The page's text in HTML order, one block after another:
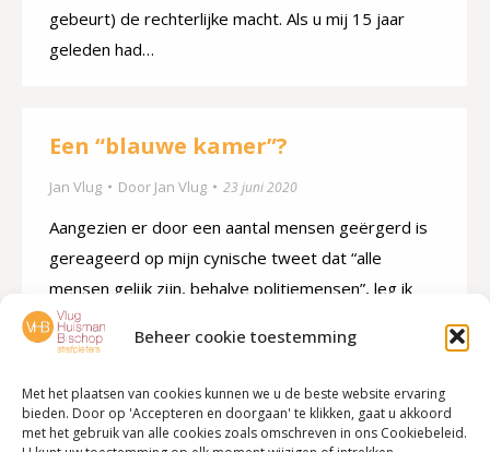
Beheer cookie toestemming
Met het plaatsen van cookies kunnen we u de beste website ervaring
bieden. Door op 'Accepteren en doorgaan' te klikken, gaat u akkoord
met het gebruik van alle cookies zoals omschreven in ons Cookiebeleid.
gebeurt) de rechterlijke macht. Als u mij 15 jaar
geleden had…
Een “blauwe kamer”?
Jan Vlug Door Jan Vlug 23 juni 2020
Aangezien er door een aantal mensen geërgerd is
gereageerd op mijn cynische tweet dat “alle
mensen gelijk zijn, behalve politiemensen”, leg ik
hieronder wat genuanceerder uit wat ik bedoel. Ik
heb bezwaren tegen een speciale kamer bij de
politiemensen overmatig geweld hebben gebruikt,
gaat behandelen. Aanzienlijk meer bezwaren heb…